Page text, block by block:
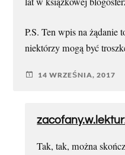
P.S. Ten wpis na żądanie
niektórzy mogą być
14 WRZEŚNIA, 2017
Tak, tak, można